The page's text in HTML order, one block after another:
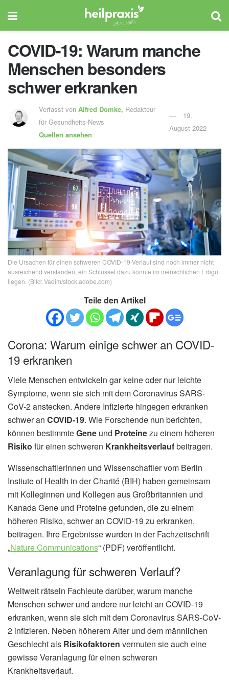
COVID-19: Warum manche
Menschen besonders
schwer erkranken
Verfasst von Alfred Domke, Redakteur
für Gesundheits-News
Quellen ansehen
19.
August 2022
Die Ursachen für einen schweren COVID-19-Verlauf sind noch immer nicht
ausreichend verstanden, ein Schlüssel dazu könnte im menschlichen Erbgut
liegen. (Bild: Vadim/stock.adobe.com)
Teile den Artikel
Corona: Warum einige schwer an COVID-
19 erkranken
Viele Menschen entwickeln gar keine oder nur leichte
Symptome, wenn sie sich mit dem Coronavirus SARS-
CoV-2 anstecken. Andere Infizierte hingegen erkranken
schwer an COVID-19. Wie Forschende nun berichten,
können bestimmteGene und Proteinezu einem höheren
Risiko für einen schweren Krankheitsverlaufbeitragen.
Wissenschaftlerinnen und Wissenschaftler vom Berlin
Instiute of Health in der Charité (BIH) haben gemeinsam
mit Kolleginnen und Kollegen aus Großbritannien und
Kanada Gene und Proteine gefunden, die zu einem
höheren Risiko, schwer an COVID-19 zu erkranken,
beitragen. Ihre Ergebnisse wurden in der Fachzeitschrift
„Nature Communications“ (PDF) veröffentlicht.
Veranlagung für schweren Verlauf?
Weltweit rätseln Fachleute darüber, warum manche
Menschen schwer und andere nur leicht an COVID-19
erkranken, wenn sie sich mit dem Coronavirus SARS-CoV-
2 infizieren. Neben höherem Alter und dem männlichen
Geschlecht als Risikofaktoren vermuten sie auch eine
gewisse Veranlagung für einen schweren
Krankheitsverlauf.